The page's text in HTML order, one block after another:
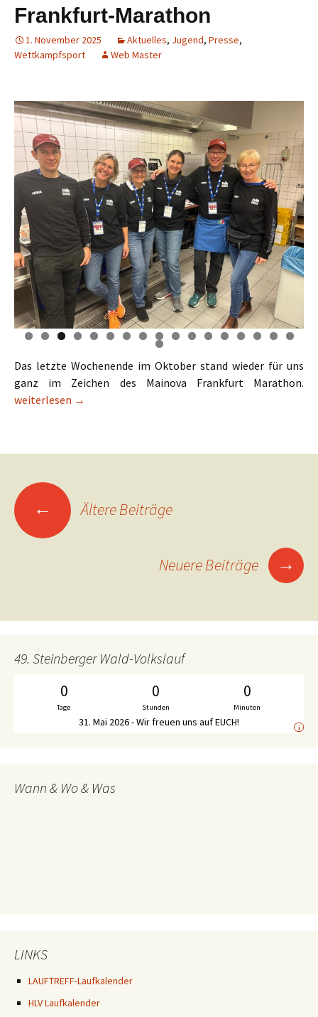
Frankfurt-Marathon
1. November 2025 Aktuelles, Jugend, Presse,
Wettkampfsport
Web Master
Das letzte Wochenende im Oktober stand wieder für uns
ganz im Zeichen des Mainova Frankfurt Marathon.
Stürmischer erfolgreicher Frankfurt-Marathon
weiterlesen →
Beitrags-
Navigation
← Ältere Beiträge
Neuere Beiträge →
49. Steinberger Wald-Volkslauf
0
Tage
0
Stunden
0
Minuten
31. Mai 2026 - Wir freuen uns auf EUCH! i
Wann & Wo & Was
LINKS
LAUFTREFF-Laufkalender
HLV Laufkalender